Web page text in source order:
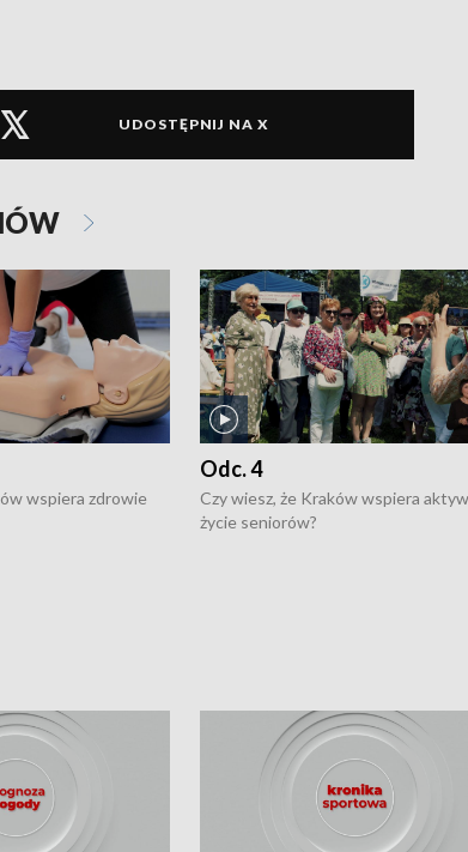
UDOSTĘPNIJ NA X
wspiera zdrowie
Odc. 4
Czy wiesz, że Kraków wspiera
życie seniorów?